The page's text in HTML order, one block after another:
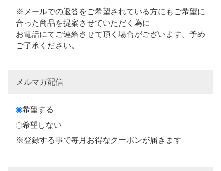
※メールでの返答をご希望されている方にもご希望に
合った商品を提案させていただく為に
お電話にてご連絡させて頂く場合がございます。予め
ご了承ください。
メルマガ配信
希望する
希望しない
※登録する事で毎月お得なクーポンが届きます